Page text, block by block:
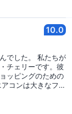
10.0
私たちが
チェリーです。彼
ッピングのための